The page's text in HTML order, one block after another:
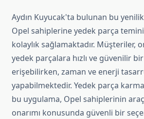
Aydın Kuyucak'ta bulunan bu
Opel sahiplerine yedek parça
kolaylık sağlamaktadır. Müşteriler,
yedek parçalara hızlı ve güvenilir
erişebilirken, zaman ve enerji
yapabilmektedir. Yedek parça
bu uygulama, Opel sahiplerinin araç
onarımı konusunda güvenli bir